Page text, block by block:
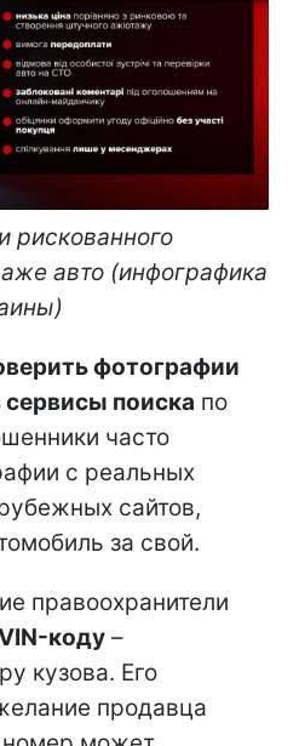
рискованного
авто (инфографика
фотографии
поиска по
часто
с реальных
сайтов,
за свой.
правоохранители
коду –
кузова. Его
продавца